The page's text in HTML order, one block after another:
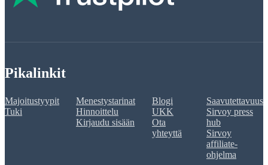
Pikalinkit
Majoitustyypit
Tuki
Menestystarinat
Hinnoittelu
Kirjaudu sisään
Blogi
UKK
Ota
yhteyttä
Saavutettavuus
Sirvoy press
hub
Sirvoy
affiliate-
ohjelma